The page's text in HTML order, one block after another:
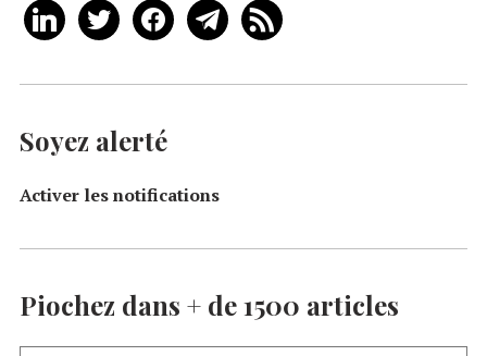
Soyez alerté
Activer les notifications
Piochez dans + de 1500 articles